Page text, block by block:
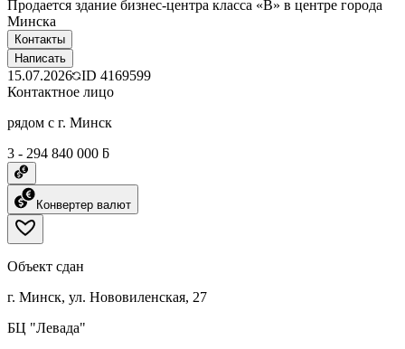
Пpодaeтcя здание бизнес-центра класса «B» в центpe гopoдa
Mинска
Контакты
Написать
15.07.2026 ID 4169599
Контактное лицо
рядом с г. Минск
3 - 294 840 000 ƃ
Конвертер валют
Объект сдан
г. Минск, ул. Нововиленская, 27
БЦ "Левада"